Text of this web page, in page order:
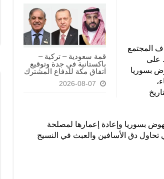
قمة سعودية – تركية –
باكستانية في جدة وتوقيع
‏اتفاق مكة للدفاع المشترك
2026-08-07
المجتمع
على
بسوريا
بسوريا وإعادة إعمارها لمصلحة
تحاول دق الأسافين والعبث في النسيج